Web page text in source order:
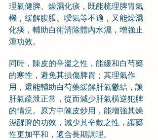
理氣健脾、燥濕化痰，既能梳理脾胃氣
機，緩解腹脹、噯氣等不適，又能燥濕
化痰，輔助白術清除體內水濕，增強止
瀉功效。
同時，陳皮的辛溫之性，能緩和白芍藥
的寒性，避免其損傷脾胃；其理氣作
用，還能輔助白芍藥緩解肝氣鬱結，讓
肝氣疏泄正常，從而減少肝氣橫逆犯脾
的情況。原方中陳皮炒用，能增強其燥
濕醒脾的功效，減少其辛散之性，讓藥
性更加平和，適合長期調理。